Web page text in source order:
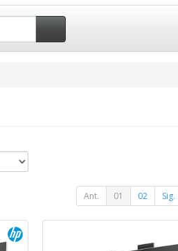
Ant. 01 02 Sig.